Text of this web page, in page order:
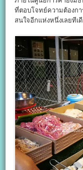
ที่ตอบโจทย์ความต้องก
สนใจอีกแห่งหนึ่งเลยทีเ